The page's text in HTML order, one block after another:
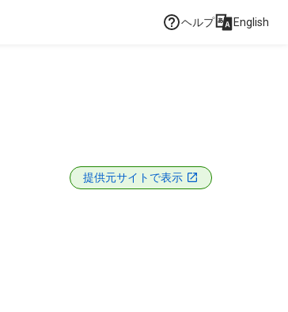
ヘルプ English
提供元サイトで表示